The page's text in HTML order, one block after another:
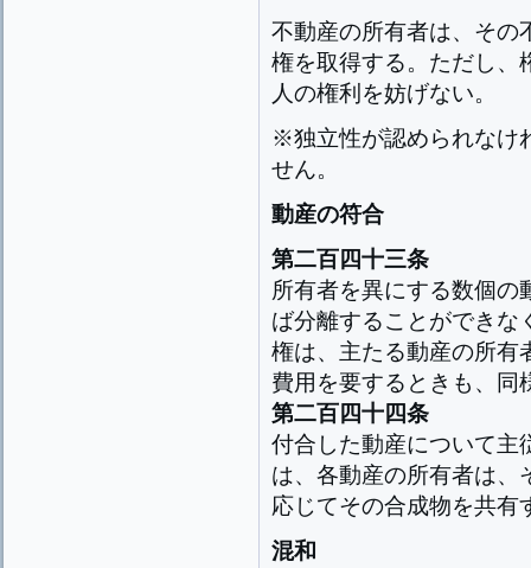
不動産の所有者は、その
権を取得する。ただし、
人の権利を妨げない。
※独立性が認められなけ
せん。
動産の符合
第二百四十三条
所有者を異にする数個の
ば分離することができな
権は、主たる動産の所有
費用を要するときも、同
第二百四十四条
付合した動産について主
は、各動産の所有者は、
応じてその合成物を共有
混和